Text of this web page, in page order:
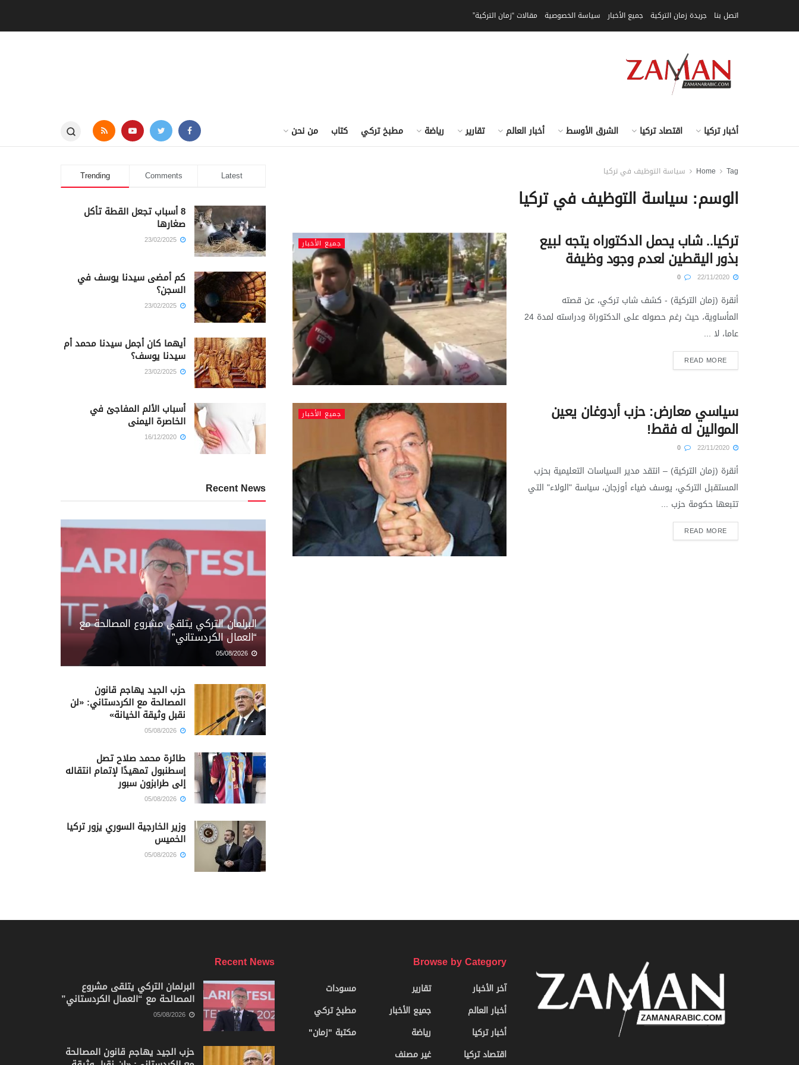
اتصل بنا جريدة زمان التركية جميع الأخبار سياسة الخصوصية مقالات “زمان التركية”
أخبار تركيا اقتصاد تركيا الشرق الأوسط أخبار العالم تقارير رياضة مطبخ تركي كتاب من نحن
Home Tag سياسة التوظيف في تركيا
الوسم: سياسة التوظيف في تركيا
جميع الأخبار تركيا.. شاب يحمل الدكتوراه يتجه لبيع
بذور اليقطين لعدم وجود وظيفة
أنقرة (زمان التركية) - كشف شاب تركي، عن قصته
المأساوية، حيث رغم حصوله على الدكتوراة ودراسته لمدة 24
عاما، لا ...
READ MORE
جميع الأخبار سياسي معارض: حزب أردوغان يعين
الموالين له فقط!
أنقرة (زمان التركية) – انتقد مدير السياسات التعليمية بحزب
المستقبل التركي، يوسف ضياء أوزجان، سياسة "الولاء" التي
تتبعها حكومة حزب ...
READ MORE
Trending Comments Latest
8 أسباب تجعل القطة تأكل
صغارها
كم أمضى سيدنا يوسف في
السجن؟
أيهما كان أجمل سيدنا محمد أم
سيدنا يوسف؟
أسباب الألم المفاجئ في
الخاصرة اليمنى
Recent News
البرلمان التركي يتلقى مشروع المصالحة مع
“العمال الكردستاني”
حزب الجيد يهاجم قانون
المصالحة مع الكردستاني: «لن
نقبل وثيقة الخيانة»
طائرة محمد صلاح تصل
إسطنبول تمهيدًا لإتمام انتقاله
إلى طرابزون سبور
وزير الخارجية السوري يزور تركيا
الخميس
Browse by Category
آخر الأخبار
أخبار العالم
أخبار تركيا
اقتصاد تركيا
تقارير
جميع الأخبار
رياضة
غير مصنف
مسودات
مطبخ تركي
مكتبة "زمان"
Recent News
البرلمان التركي يتلقى مشروع
المصالحة مع “العمال الكردستاني”
حزب الجيد يهاجم قانون المصالحة